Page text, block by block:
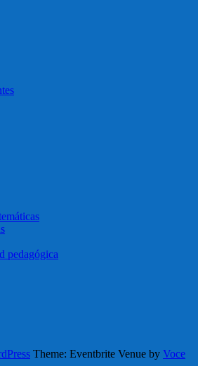
pedagógica
Theme: Eventbrite Venue by Voce